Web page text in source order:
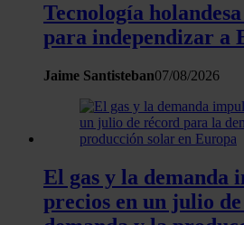
Tecnología
para independizar a
Jaime Santisteban07/08/2026
El gas y la demanda
precios en un julio